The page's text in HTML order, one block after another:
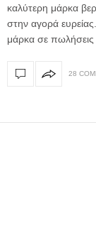
καλύτερη μάρκα
στην αγορά ευρείας.
μάρκα σε πωλήσεις
28